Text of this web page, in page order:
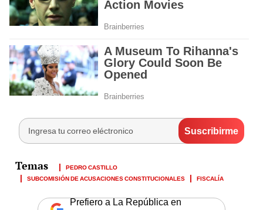
PEDRO CASTILLO
SUBCOMISIÓN DE ACUSACIONES CONSTITUCIONALES
FISCALÍA
Prefiero a La República en